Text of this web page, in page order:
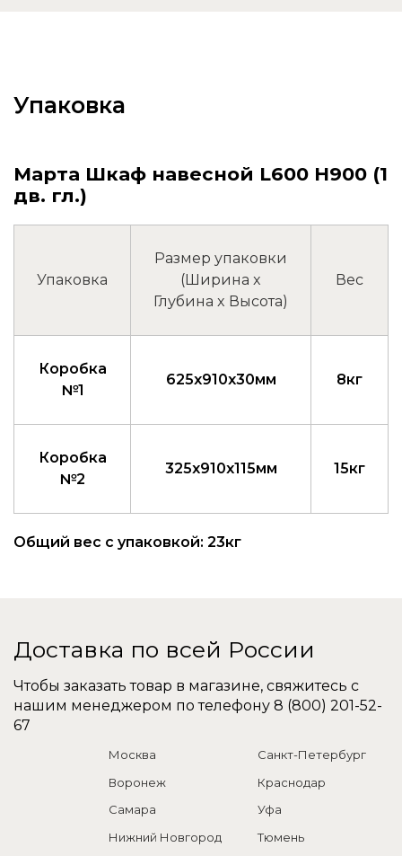
Упаковка
Марта Шкаф навесной L600 Н900 (1
дв. гл.)
Упаковка
Размер упаковки
(Ширина x
Глубина x Высота)
Вес
Коробка
№1
625x910x30мм 8кг
Коробка
№2
325x910x115мм 15кг
Общий вес с упаковкой: 23кг
Доставка по всей России
Чтобы заказать товар в магазине, свяжитесь с
нашим менеджером по телефону 8 (800) 201-52-
67
Москва
Санкт-Петербург
Воронеж
Краснодар
Самара
Уфа
Нижний Новгород
Тюмень